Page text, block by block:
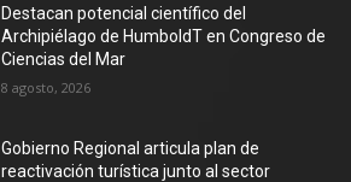
Destacan potencial científico del
Archipiélago de HumboldT en Congreso de
Ciencias del Mar
8 agosto, 2026
Gobierno Regional articula plan de
reactivación turística junto al sector